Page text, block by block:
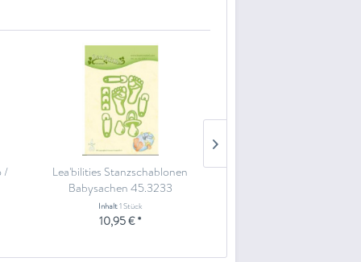
/
Lea'bilities Stanzschablonen
Babysachen 45.3233
Inhalt1 Stück
10,95 € *